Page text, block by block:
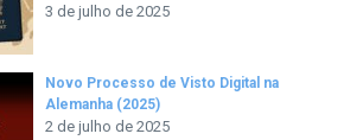
3 de julho de 2025
Novo Processo de Visto Digital na
Alemanha (2025)
2 de julho de 2025